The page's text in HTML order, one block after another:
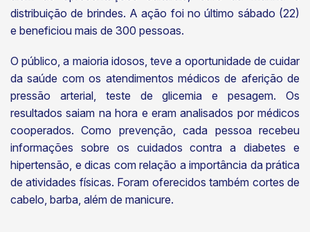
distribuição de brindes. A ação foi no último sábado (22)
e beneficiou mais de 300 pessoas.
O público, a maioria idosos, teve a oportunidade de cuidar
da saúde com os atendimentos médicos de aferição de
pressão arterial, teste de glicemia e pesagem. Os
resultados saiam na hora e eram analisados por médicos
cooperados. Como prevenção, cada pessoa recebeu
informações sobre os cuidados contra a diabetes e
hipertensão, e dicas com relação a importância da prática
de atividades físicas. Foram oferecidos também cortes de
cabelo, barba, além de manicure.